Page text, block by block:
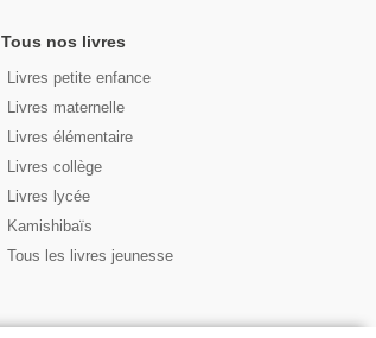
Tous nos livres
Livres petite enfance
Livres maternelle
Livres élémentaire
Livres collège
Livres lycée
Kamishibaïs
Tous les livres jeunesse